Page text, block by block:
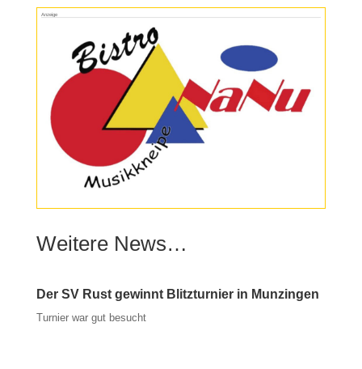
Anzeige
Weitere News…
Der SV Rust gewinnt Blitzturnier in Munzingen
Turnier war gut besucht